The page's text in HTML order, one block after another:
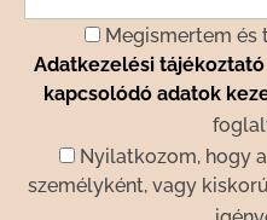
Megismertem és
Adatkezelési
kapcsolódó adatok
Nyilatkozom, hogy
személyként, vagy